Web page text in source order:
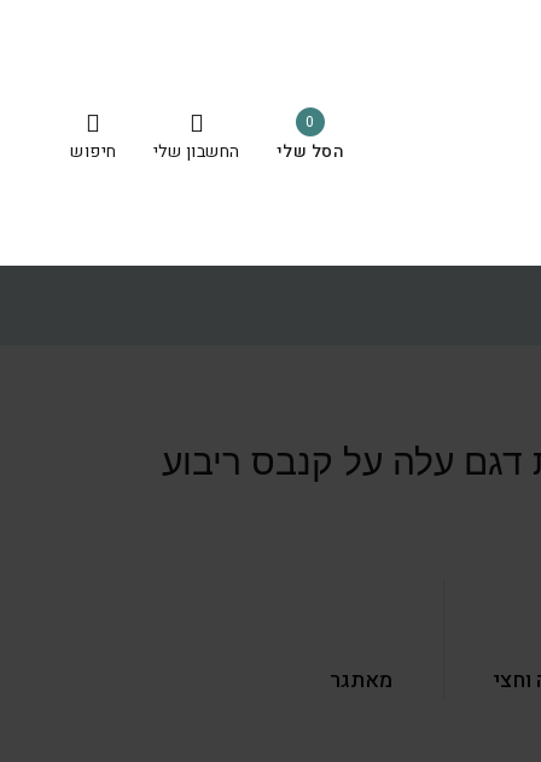
0
הסל שלי החשבון שלי חיפוש
עלה על קנבס ריבוע
מאתגר